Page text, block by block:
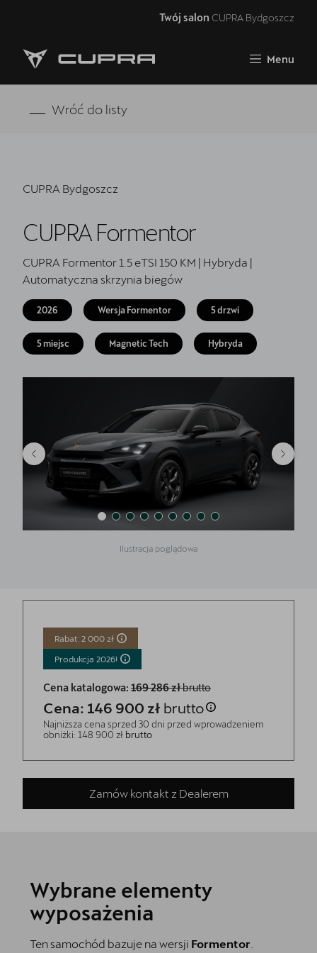
Twój salon CUPRA Bydgoszcz
Menu
Strona główna
Samochody dostępne od ręki
Jazda próbna CUPRĄ
CUPRA For Business
Akcesoria CUPRA
Finansowanie
5 lat gwarancji
Oryginalne części zamienne
Kontakt
Wróć do listy
CUPRA Bydgoszcz
CUPRA Formentor
CUPRA Formentor 1.5 eTSI 150 KM | Hybryda |
Automatyczna skrzynia biegów
2026 Wersja Formentor 5 drzwi
5 miejsc Magnetic Tech Hybryda
Ilustracja poglądowa
Rabat: 2 000 zł
Produkcja 2026!
Cena katalogowa: 169 286 złbrutto
Cena: 146 900 zł brutto
Najniższa cena sprzed 30 dni przed wprowadzeniem
obniżki: 148 900 zł brutto
Zamów kontakt z Dealerem
Wybrane elementy
wyposażenia
Ten samochód bazuje na wersji Formentor